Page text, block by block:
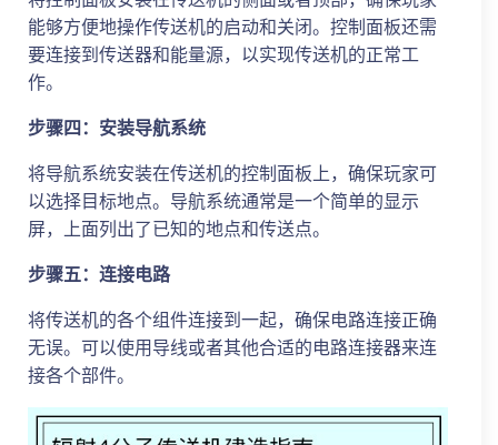
能够方便地操作传送机的启动和关闭。控制面板还需
要连接到传送器和能量源，以实现传送机的正常工
作。
步骤四：安装导航系统
将导航系统安装在传送机的控制面板上，确保玩家可
以选择目标地点。导航系统通常是一个简单的显示
屏，上面列出了已知的地点和传送点。
步骤五：连接电路
将传送机的各个组件连接到一起，确保电路连接正确
无误。可以使用导线或者其他合适的电路连接器来连
接各个部件。